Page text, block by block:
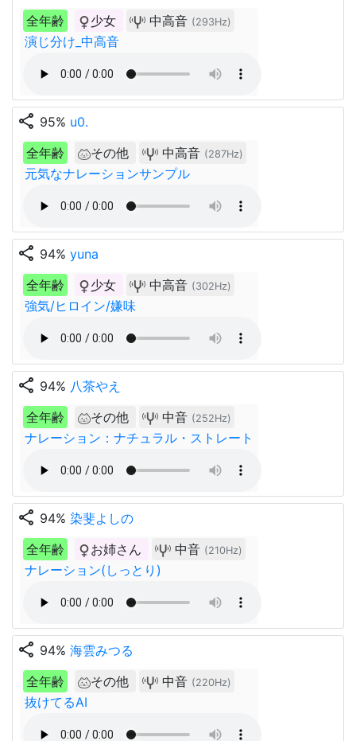
全年齢
少女 中高音 (293Hz)
演じ分け_中高音
share 95% u0.
全年齢
その他 中高音 (287Hz)
元気なナレーションサンプル
share 94% yuna
全年齢
少女 中高音 (302Hz)
強気/ヒロイン/嫌味
share 94% 八茶やえ
全年齢
その他 中音 (252Hz)
ナレーション：ナチュラル・ストレート
share 94% 染斐よしの
全年齢
お姉さん 中音 (210Hz)
ナレーション(しっとり)
share 94% 海雲みつる
全年齢
その他 中音 (220Hz)
抜けてるAI